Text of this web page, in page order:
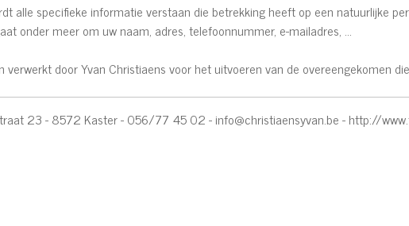
alle specifieke informatie verstaan die betrekking heeft op een natuurlijke
onder meer om uw naam, adres, telefoonnummer, e-mailadres, ...
verwerkt door Yvan Christiaens voor het uitvoeren van de overeengekomen
23 - 8572 Kaster - 056/77 45 02 -info@christiaensyvan.be-http://